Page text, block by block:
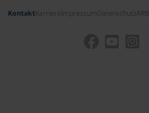
KontaktKarriereImpressum DatenschutzARB